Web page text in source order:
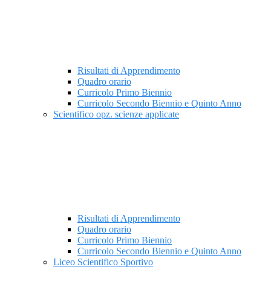
Risultati di Apprendimento
Quadro orario
Curricolo Primo Biennio
Curricolo Secondo Biennio e Quinto Anno
Scientifico opz. scienze applicate
Risultati di Apprendimento
Quadro orario
Curricolo Primo Biennio
Curricolo Secondo Biennio e Quinto Anno
Liceo Scientifico Sportivo